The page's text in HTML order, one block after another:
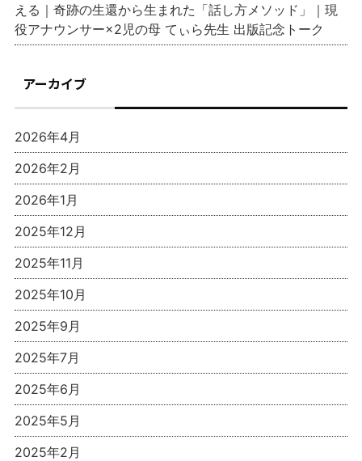
える｜奇跡の生還から生まれた「話し方メソッド」｜現
役アナウンサー×2児の母 てぃら先生 出版記念トーク
アーカイブ
2026年4月
2026年2月
2026年1月
2025年12月
2025年11月
2025年10月
2025年9月
2025年7月
2025年6月
2025年5月
2025年2月